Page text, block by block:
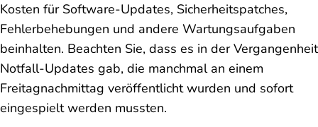
Kosten für Software-Updates, Sicherheitspatches,
Fehlerbehebungen und andere Wartungsaufgaben
beinhalten. Beachten Sie, dass es in der Vergangenheit
Notfall-Updates gab, die manchmal an einem
Freitagnachmittag veröffentlicht wurden und sofort
eingespielt werden mussten.